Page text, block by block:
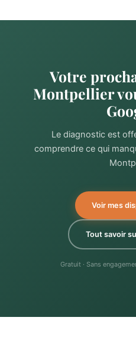
Votre
Montpellier
Le diagnostic est
comprendre ce qui
Voir mes
Tout savoir
Gratuit · Sans